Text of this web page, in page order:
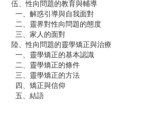
伍、性向問題的教育與輔導
一、解惑引導與自我面對
二、靈界對性向問題的態度
三、家人的面對
陸、性向問題的靈學矯正與治療
一、靈學矯正的基本認識
二、靈學矯正的條件
三、靈學矯正的方法
四、矯正與信仰
五、結語